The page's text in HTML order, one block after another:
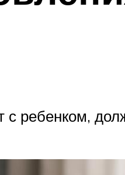
с ребенком,